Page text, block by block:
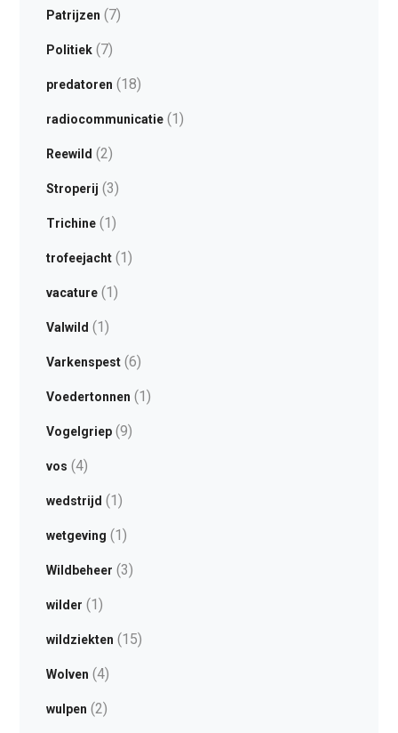
Patrijzen (7)
Politiek(7)
predatoren (18)
radiocommunicatie(1)
Reewild (2)
Stroperij (3)
Trichine(1)
trofeejacht(1)
vacature(1)
Valwild (1)
Varkenspest(6)
Voedertonnen (1)
Vogelgriep(9)
vos (4)
wedstrijd (1)
wetgeving (1)
Wildbeheer (3)
wilder (1)
wildziekten (15)
Wolven (4)
wulpen (2)